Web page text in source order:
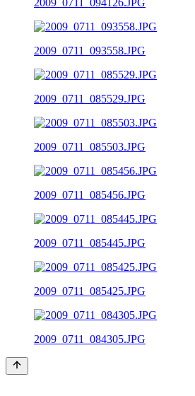
2009_0711_093558.JPG
2009_0711_085529.JPG
2009_0711_085503.JPG
2009_0711_085456.JPG
2009_0711_085445.JPG
2009_0711_085425.JPG
2009_0711_084305.JPG